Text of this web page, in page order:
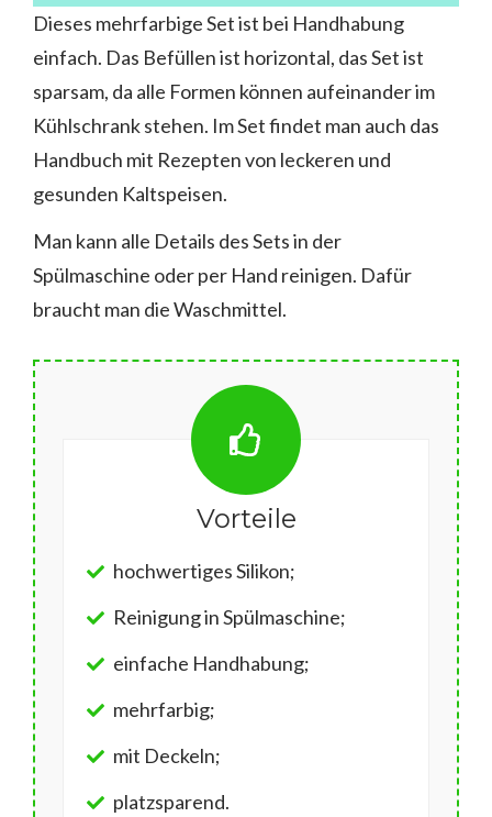
Dieses mehrfarbige Set ist bei Handhabung
einfach. Das Befüllen ist horizontal, das Set ist
sparsam, da alle Formen können aufeinander im
Kühlschrank stehen. Im Set findet man auch das
Handbuch mit Rezepten von leckeren und
gesunden Kaltspeisen.
Man kann alle Details des Sets in der
Spülmaschine oder per Hand reinigen. Dafür
braucht man die Waschmittel.
Vorteile
hochwertiges Silikon;
Reinigung in Spülmaschine;
einfache Handhabung;
mehrfarbig;
mit Deckeln;
platzsparend.